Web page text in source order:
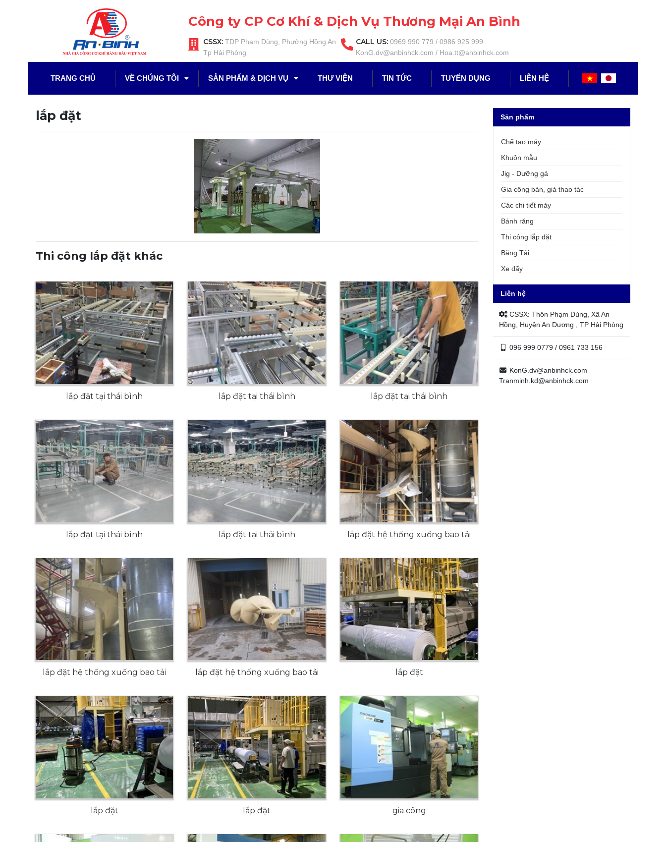
Công ty CP Cơ Khí & Dịch Vụ Thương Mại An Bình
CSSX:TDP Phạm Dùng, Phường Hồng An
Tp Hải Phòng
CALL US:0969 990 779 / 0986 925 999
KonG.dv@anbinhck.com / Hoa.tt@anbinhck.com
TRANG CHỦ VỀ CHÚNG TÔI SẢN PHẨM & DỊCH VỤ THƯ VIỆN TIN TỨC TUYỂN DỤNG LIÊN HỆ
lắp đặt
Thi công lắp đặt khác
lắp đặt tại thái bình lắp đặt tại thái bình lắp đặt tại thái bình
lắp đặt tại thái bình lắp đặt tại thái bình lắp đặt hệ thống xuống bao tải
lắp đặt hệ thống xuống bao tải lắp đặt hệ thống xuống bao tải lắp đặt
lắp đặt lắp đặt gia công
Sản phẩm
Chế tạo máy
Khuôn mẫu
Jig - Dưỡng gá
Gia công bàn, giá thao tác
Các chi tiết máy
Bánh răng
Thi công lắp đặt
Băng Tải
Xe đẩy
Liên hệ
CSSX: Thôn Phạm Dùng, Xã An
Hồng, Huyện An Dương , TP Hải Phòng
096 999 0779 / 0961 733 156
KonG.dv@anbinhck.com
Tranminh.kd@anbinhck.com